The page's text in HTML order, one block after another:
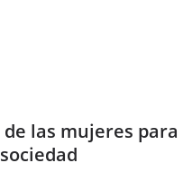
las mujeres
sociedad